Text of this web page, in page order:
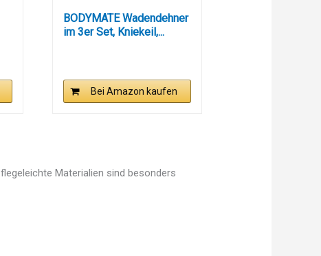
BODYMATE Wadendehner
im 3er Set, Kniekeil,...
Bei Amazon kaufen
Materialien sind besonders